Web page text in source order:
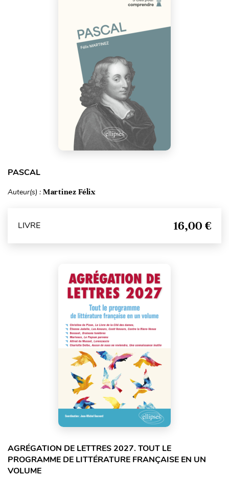
PASCAL
Auteur(s) : Martinez Félix
LIVRE 16,00 €
AGRÉGATION DE LETTRES 2027. TOUT LE
PROGRAMME DE LITTÉRATURE FRANÇAISE EN UN
VOLUME